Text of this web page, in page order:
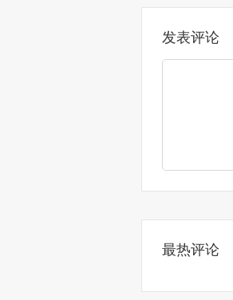
发表评论
最热评论